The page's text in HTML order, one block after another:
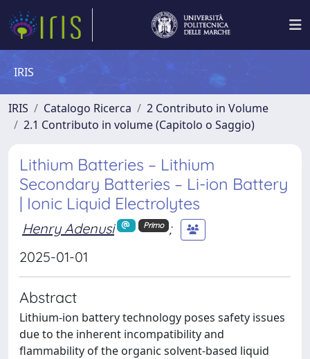
IRIS
IRIS Catalogo Ricerca
2 Contributo in Volume
2.1 Contributo in volume (Capitolo o Saggio)
Lithium Batteries – Lithium
Secondary Batteries – Li-ion Battery
| Ionic Liquid Electrolytes
Henry Adenusi Primo
;
2025-01-01
Abstract
Lithium-ion battery technology poses safety issues
due to the inherent incompatibility and
flammability of the organic solvent-based liquid